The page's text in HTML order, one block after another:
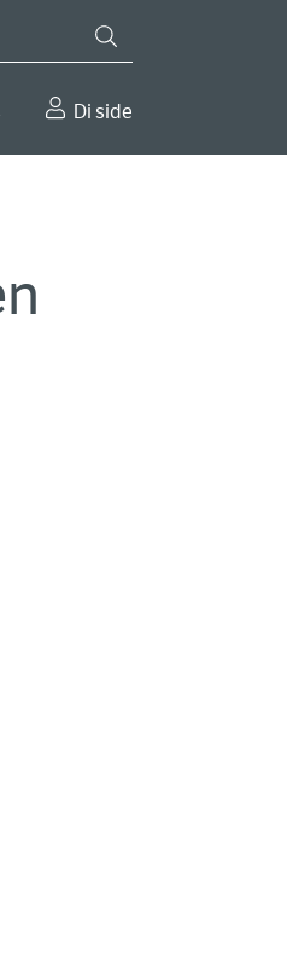
Di side